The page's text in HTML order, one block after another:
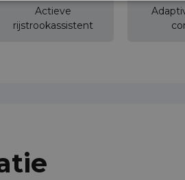
Actieve
rijstrookassistent